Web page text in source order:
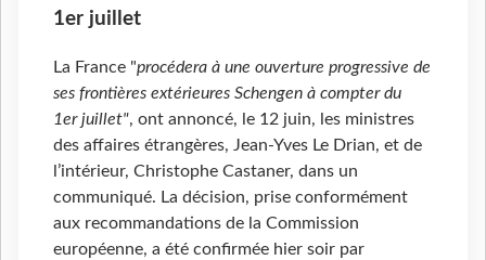
1er juillet
La France "procédera à une ouverture progressive de
ses frontières extérieures Schengen à compter du
1er juillet", ont annoncé, le 12 juin, les ministres
des affaires étrangères, Jean-Yves Le Drian, et de
l’intérieur, Christophe Castaner, dans un
communiqué. La décision, prise conformément
aux recommandations de la Commission
européenne, a été confirmée hier soir par